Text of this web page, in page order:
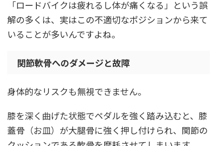
「ロードバイクは疲れるし体が痛くなる」という誤
解の多くは、実はこの不適切なポジションから来て
いることが多いんですよね。
関節軟骨へのダメージと故障
身体的なリスクも無視できません。
膝を深く曲げた状態でペダルを強く踏み込むと、膝
蓋骨（お皿）が大腿骨に強く押し付けられ、関節の